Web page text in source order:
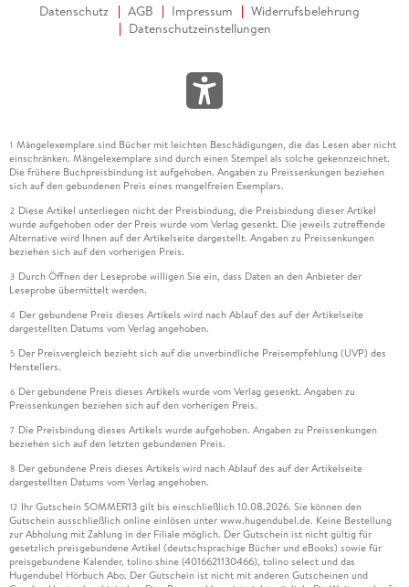
Datenschutz AGB Impressum
Widerrufsbelehrung
Datenschutzeinstellungen
1 Mängelexemplare sind Bücher mit leichten Beschädigungen, die das Lesen aber nicht
einschränken. Mängelexemplare sind durch einen Stempel als solche gekennzeichnet.
Die frühere Buchpreisbindung ist aufgehoben. Angaben zu Preissenkungen beziehen
sich auf den gebundenen Preis eines mangelfreien Exemplars.
2 Diese Artikel unterliegen nicht der Preisbindung, die Preisbindung dieser Artikel
wurde aufgehoben oder der Preis wurde vom Verlag gesenkt. Die jeweils zutreffende
Alternative wird Ihnen auf der Artikelseite dargestellt. Angaben zu Preissenkungen
beziehen sich auf den vorherigen Preis.
3 Durch Öffnen der Leseprobe willigen Sie ein, dass Daten an den Anbieter der
Leseprobe übermittelt werden.
4 Der gebundene Preis dieses Artikels wird nach Ablauf des auf der Artikelseite
dargestellten Datums vom Verlag angehoben.
5 Der Preisvergleich bezieht sich auf die unverbindliche Preisempfehlung (UVP) des
Herstellers.
6 Der gebundene Preis dieses Artikels wurde vom Verlag gesenkt. Angaben zu
Preissenkungen beziehen sich auf den vorherigen Preis.
7 Die Preisbindung dieses Artikels wurde aufgehoben. Angaben zu Preissenkungen
beziehen sich auf den letzten gebundenen Preis.
8 Der gebundene Preis dieses Artikels wird nach Ablauf des auf der Artikelseite
dargestellten Datums vom Verlag angehoben.
12 Ihr Gutschein SOMMER13 gilt bis einschließlich 10.08.2026. Sie können den
Gutschein ausschließlich online einlösen unter www.hugendubel.de. Keine Bestellung
zur Abholung mit Zahlung in der Filiale möglich. Der Gutschein ist nicht gültig für
gesetzlich preisgebundene Artikel (deutschsprachige Bücher und eBooks) sowie für
preisgebundene Kalender, tolino shine (4016621130466), tolino select und das
Hugendubel Hörbuch Abo. Der Gutschein ist nicht mit anderen Gutscheinen und